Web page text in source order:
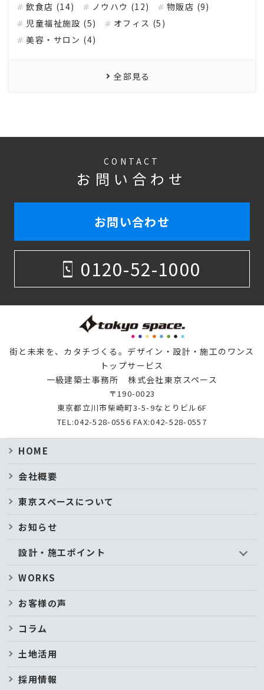
飲食店 (14)
ノウハウ (12)
物販店 (9)
児童福祉施設 (5)
オフィス (5)
美容・サロン (4)
全部見る
CONTACT
お問い合わせ
お問い合わせ
0120-52-1000
街と未来を、カタチづくる。デザイン・設計・施工のワンス
トップサービス
一級建築士事務所 株式会社東京スペース
〒190-0023
東京都立川市柴崎町3-5-9なとりビル6F
TEL:042-528-0556 FAX:042-528-0557
HOME
会社概要
東京スペースについて
お知らせ
設計・施工ポイント
WORKS
お客様の声
コラム
土地活用
採用情報